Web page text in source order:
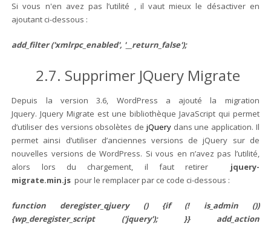
Si vous n'en avez pas l’utilité , il vaut mieux le désactiver en
ajoutant ci-dessous :
add_filter ('xmlrpc_enabled', '__return_false');
2.7. Supprimer JQuery Migrate
Depuis la version 3.6, WordPress a ajouté la migration
Jquery.Jquery Migrate est une bibliothèque JavaScript qui permet
d’utiliser des versions obsolètes de jQuerydans une application. Il
permet ainsi d’utiliser d’anciennes versions de jQuery sur de
nouvelles versions de WordPress. Si vous en n’avez pas l’utilité,
alors lors du chargement, il faut retirer
jquery-
migrate.min.js pour le remplacer par ce code ci-dessous :
function deregister_qjuery () {if (! is_admin ())
{wp_deregister_script ('jquery'); }} add_action